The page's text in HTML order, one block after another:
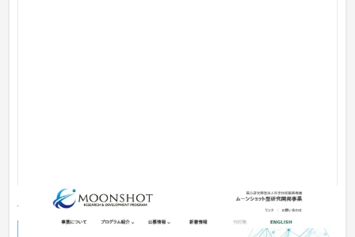
JST ムーンショット型研究開発事業 様